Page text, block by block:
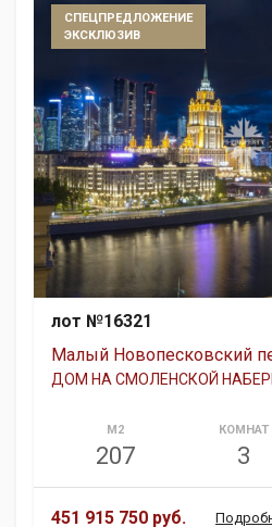
СПЕЦПРЕДЛОЖЕНИЕ
ЭКСКЛЮЗИВ
лот №16321
Малый Новопесковский
ДОМ НА СМОЛЕНСКОЙ
М2
207
КОМНАТ
3
451 915 750 руб.